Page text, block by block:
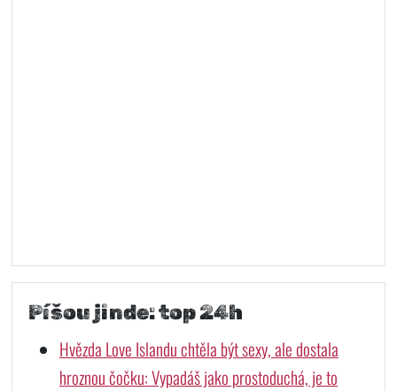
Píšou jinde: top 24h
Hvězda Love Islandu chtěla být sexy, ale dostala
hroznou čočku: Vypadáš jako prostoduchá, je to